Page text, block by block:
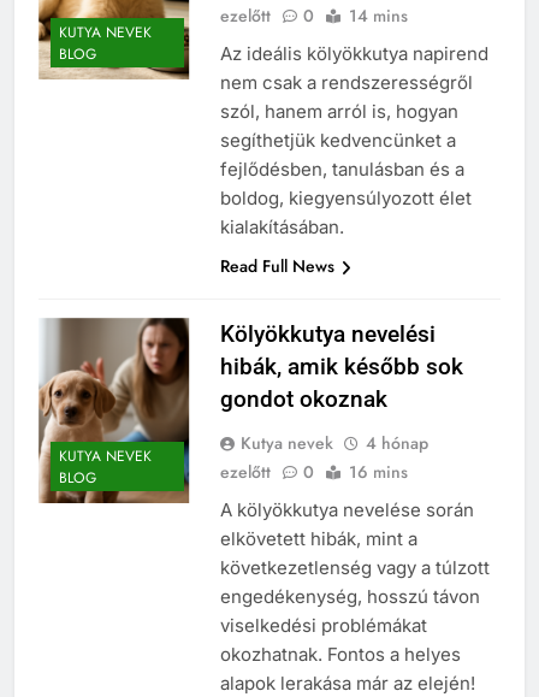
KUTYA NEVEK
BLOG
ezelőtt
0 14 mins
Az ideális kölyökkutya napirend
nem csak a rendszerességről
szól, hanem arról is, hogyan
segíthetjük kedvencünket a
fejlődésben, tanulásban és a
boldog, kiegyensúlyozott élet
kialakításában.
Read Full News
KUTYA NEVEK
BLOG
Kölyökkutya nevelési
hibák, amik később sok
gondot okoznak
Kutya nevek
4 hónap
ezelőtt
0 16 mins
A kölyökkutya nevelése során
elkövetett hibák, mint a
következetlenség vagy a túlzott
engedékenység, hosszú távon
viselkedési problémákat
okozhatnak. Fontos a helyes
alapok lerakása már az elején!